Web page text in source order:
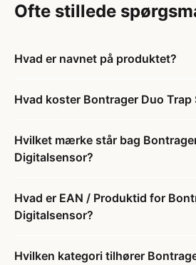
Ofte stillede
Hvad er navnet på produktet?
Hvad koster Bontrager Duo Trap
Hvilket mærke står bag
Digitalsensor?
Hvad er EAN / Produktid for
Digitalsensor?
Hvilken kategori tilhører